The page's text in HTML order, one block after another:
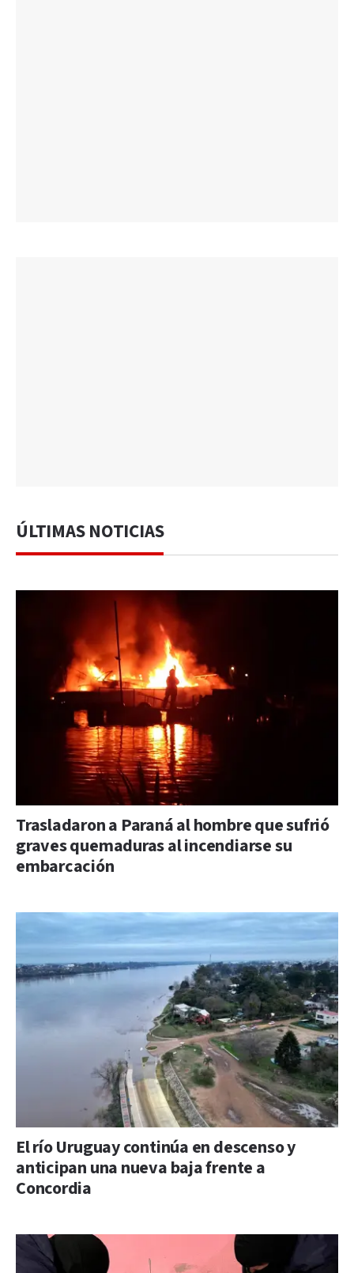
ÚLTIMAS NOTICIAS
Trasladaron a Paraná al hombre que sufrió
graves quemaduras al incendiarse su
embarcación
El río Uruguay continúa en descenso y
anticipan una nueva baja frente a
Concordia